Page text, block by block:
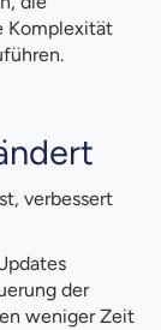
Komplexität
verbessert
der
weniger Zeit